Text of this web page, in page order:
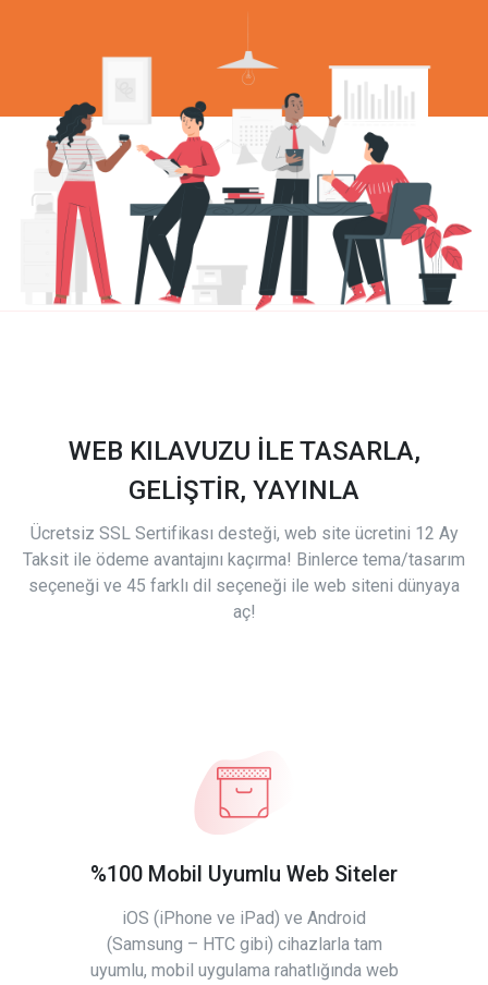
WEB KILAVUZU İLE TASARLA,
GELİŞTİR, YAYINLA
Ücretsiz SSL Sertifikası desteği, web site ücretini 12 Ay
Taksit ile ödeme avantajını kaçırma! Binlerce tema/tasarım
seçeneği ve 45 farklı dil seçeneği ile web siteni dünyaya
aç!
%100 Mobil Uyumlu Web Siteler
iOS (iPhone ve iPad) ve Android
(Samsung – HTC gibi) cihazlarla tam
uyumlu, mobil uygulama rahatlığında web